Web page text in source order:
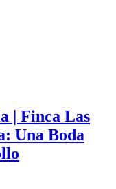
| Finca Las
Una Boda